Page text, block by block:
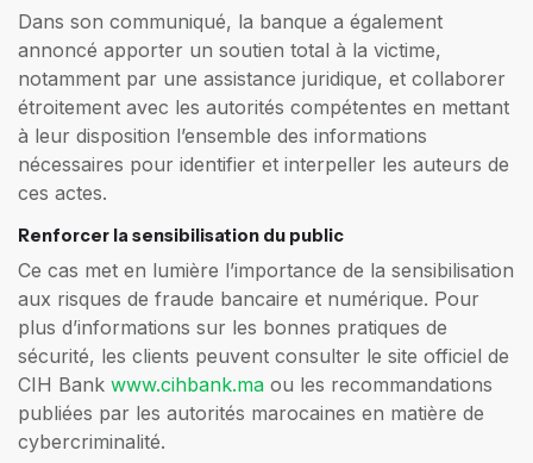
Dans son communiqué, la banque a également
annoncé apporter un soutien total à la victime,
notamment par une assistance juridique, et collaborer
étroitement avec les autorités compétentes en mettant
à leur disposition l’ensemble des informations
nécessaires pour identifier et interpeller les auteurs de
ces actes.
Renforcer la sensibilisation du public
Ce cas met en lumière l’importance de la sensibilisation
aux risques de fraude bancaire et numérique. Pour
plus d’informations sur les bonnes pratiques de
sécurité, les clients peuvent consulter le site officiel de
CIH Bank www.cihbank.ma ou les recommandations
publiées par les autorités marocaines en matière de
cybercriminalité.